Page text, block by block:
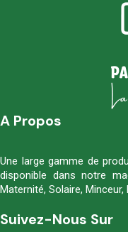
A Propos
Une large gamme de
disponible dans notre
Maternité, Solaire, Minceur,
Suivez-Nous Sur